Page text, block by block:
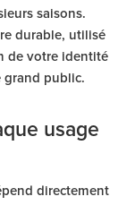
saisons.
durable, utilisé
de votre identité
grand public.
usage
directement